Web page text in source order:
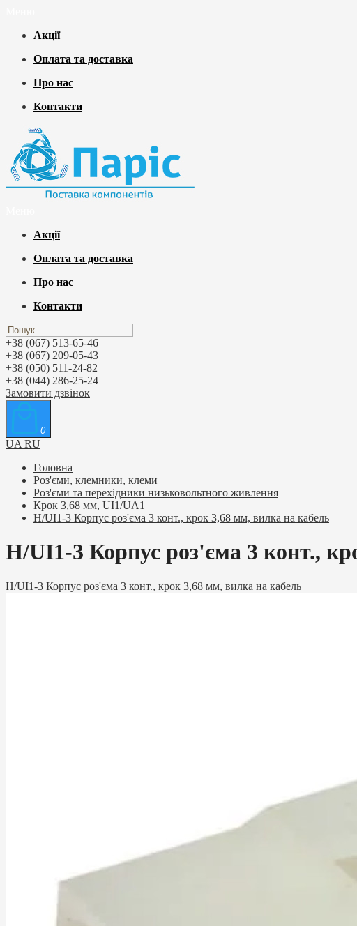
Акції
Оплата та доставка
Про нас
Контакти
Акції
Оплата та доставка
Про нас
Контакти
+38 (067) 513-65-46
+38 (067) 209-05-43
+38 (050) 511-24-82
+38 (044) 286-25-24
Замовити дзвінок
0
UA RU
Головна
Роз'єми, клемники, клеми
Роз'єми та перехідники низьковольтного живлення
Крок 3,68 мм, UI1/UA1
H/UI1-3 Корпус роз'єма 3 конт., крок 3,68 мм, вилка на кабель
H/UI1-3 Корпус роз'єма 3 конт.,
H/UI1-3 Корпус роз'єма 3 конт., крок 3,68 мм, вилка на кабель